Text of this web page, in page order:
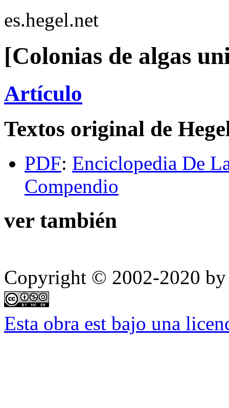
es.hegel.net
[Colonias de algas
Artículo
Textos original de
PDF: Enciclopedia De
Compendio
ver también
Copyright © 2002-2020 by
Esta obra est bajo una